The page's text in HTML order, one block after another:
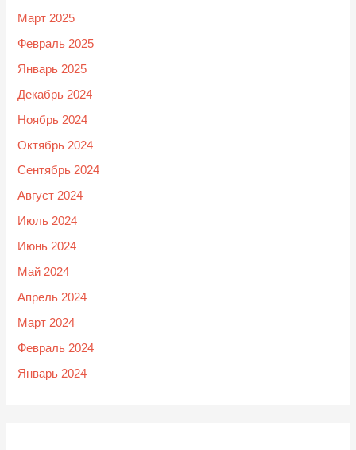
Март 2025
Февраль 2025
Январь 2025
Декабрь 2024
Ноябрь 2024
Октябрь 2024
Сентябрь 2024
Август 2024
Июль 2024
Июнь 2024
Май 2024
Апрель 2024
Март 2024
Февраль 2024
Январь 2024